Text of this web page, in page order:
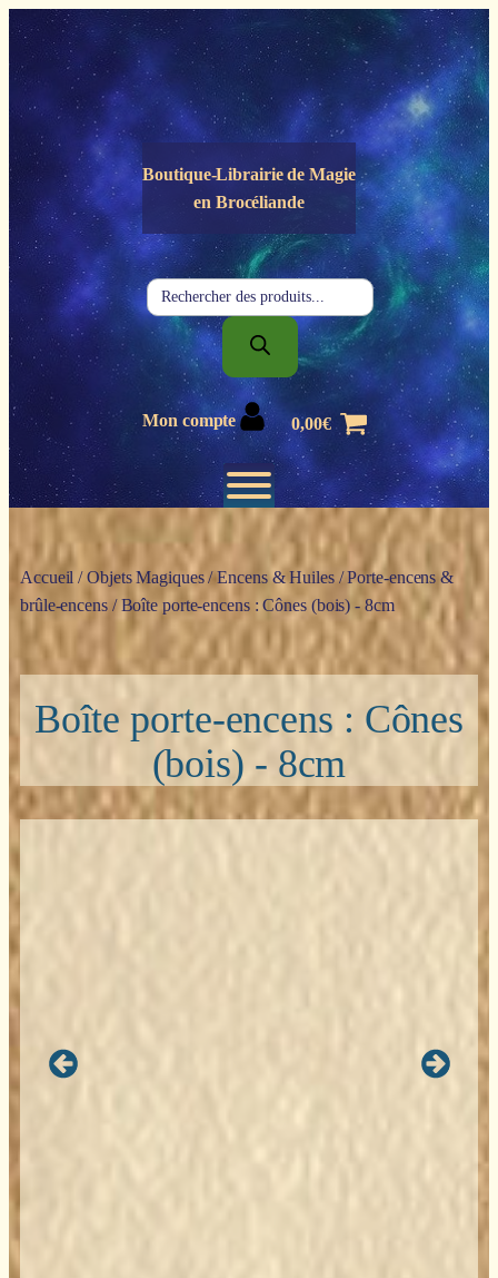
Panneau de gestion des cookies
Boutique-Librairie deMagie
en Brocéliande
Recherche
de
produits
Mon compte 0,00€
Accueil /Objets Magiques/Encens & Huiles/Porte-encens &
brûle-encens/ Boîte porte-encens : Cônes (bois) - 8cm
Boîte porte-encens : Cônes
(bois) - 8cm